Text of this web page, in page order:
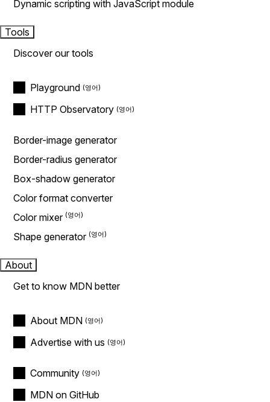
Dynamic scripting with JavaScript module
Tools
Discover our tools
Playground
HTTP Observatory
Border-image generator
Border-radius generator
Box-shadow generator
Color format converter
Color mixer
Shape generator
About
Get to know MDN better
About MDN
Advertise with us
Community
MDN on GitHub